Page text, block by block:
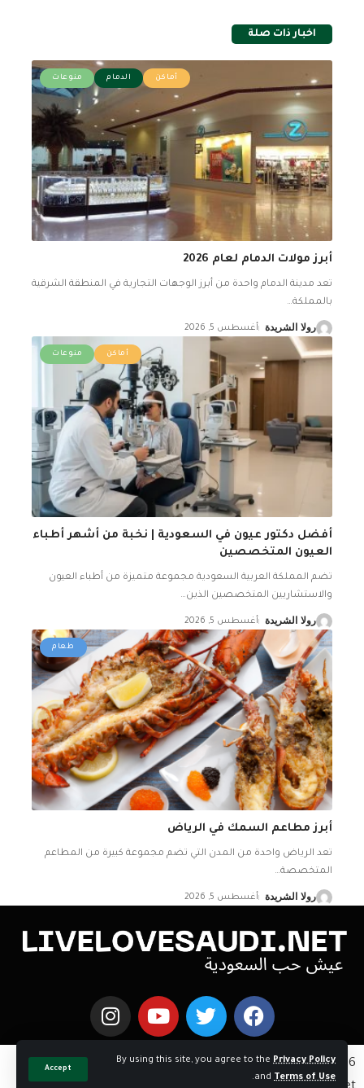
By using this site, you agree to the Privacy Policy
and Terms of Use
.
Accept
اخبار ذات صلة
أماكن الدمام منوعات
أبرز مولات الدمام لعام 2026
تعد مدينة الدمام واحدة من أبرز الوجهات التجارية في المنطقة الشرقية
بالمملكة…
رولا الشريدة أغسطس 5, 2026
أماكن منوعات
أفضل دكتور عيون في السعودية | نخبة من أشهر أطباء
العيون المتخصصين
تضم المملكة العربية السعودية مجموعة متميزة من أطباء العيون
والاستشاريين المتخصصين الذين…
رولا الشريدة أغسطس 5, 2026
طعام
أبرز مطاعم السمك في الرياض
تعد الرياض واحدة من المدن التي تضم مجموعة كبيرة من المطاعم
المتخصصة…
رولا الشريدة أغسطس 5, 2026
Copyright © 2026 اخبار السعوديه | Powered by